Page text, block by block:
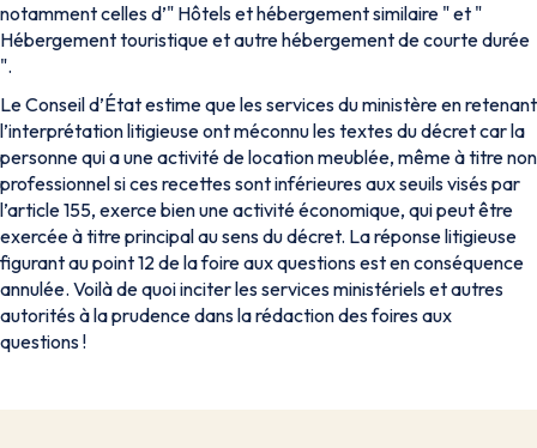
notamment celles d’" Hôtels et hébergement similaire " et "
Hébergement touristique et autre hébergement de courte durée
".
Le Conseil d’État estime que les services du ministère en retenant
l’interprétation litigieuse ont méconnu les textes du décret car la
personne qui a une activité de location meublée, même à titre non
professionnel si ces recettes sont inférieures aux seuils visés par
l’article 155, exerce bien une activité économique, qui peut être
exercée à titre principal au sens du décret. La réponse litigieuse
figurant au point 12 de la foire aux questions est en conséquence
annulée. Voilà de quoi inciter les services ministériels et autres
autorités à la prudence dans la rédaction des foires aux
questions !